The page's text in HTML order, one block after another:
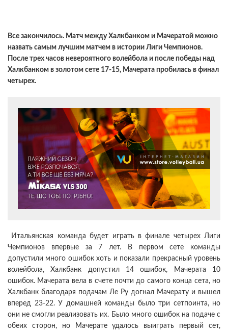
Все закончилось. Матч между Халкбанком и Мачератой можно
назвать самым лучшим матчем в истории Лиги Чемпионов.
После трех часов невероятного волейбола и после победы над
Халкбанком в золотом сете 17-15, Мачерата пробилась в финал
четырех.
Итальянская команда будет играть в финале четырех Лиги
Чемпионов впервые за 7 лет. В первом сете команды
допустили много ошибок хоть и показали прекрасный уровень
волейбола, Халкбанк допустил 14 ошибок, Мачерата 10
ошибок. Мачерата вела в счете почти до самого конца сета, но
Халкбанк благодаря подачам Ле Ру догнал Мачерату и вышел
вперед 23-22. У домашней команды было три сетпоинта, но
они не смогли реализовать их. Было много ошибок на подаче с
обеих сторон, но Мачерате удалось выиграть первый сет,